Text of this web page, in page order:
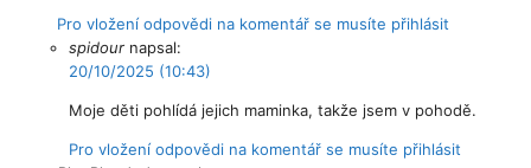
Pro vložení odpovědi na komentář se musíte přihlásit
spidour napsal:
20/10/2025 (10:43)
Moje děti pohlídá jejich maminka, takže jsem v pohodě.
Pro vložení odpovědi na komentář se musíte přihlásit